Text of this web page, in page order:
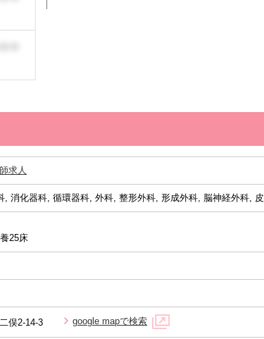
求人
, 消化器科, 循環器科, 外科, 整形外科, 形成外科, 脳神経外科,
25床
俣2-14-3 google mapで検索